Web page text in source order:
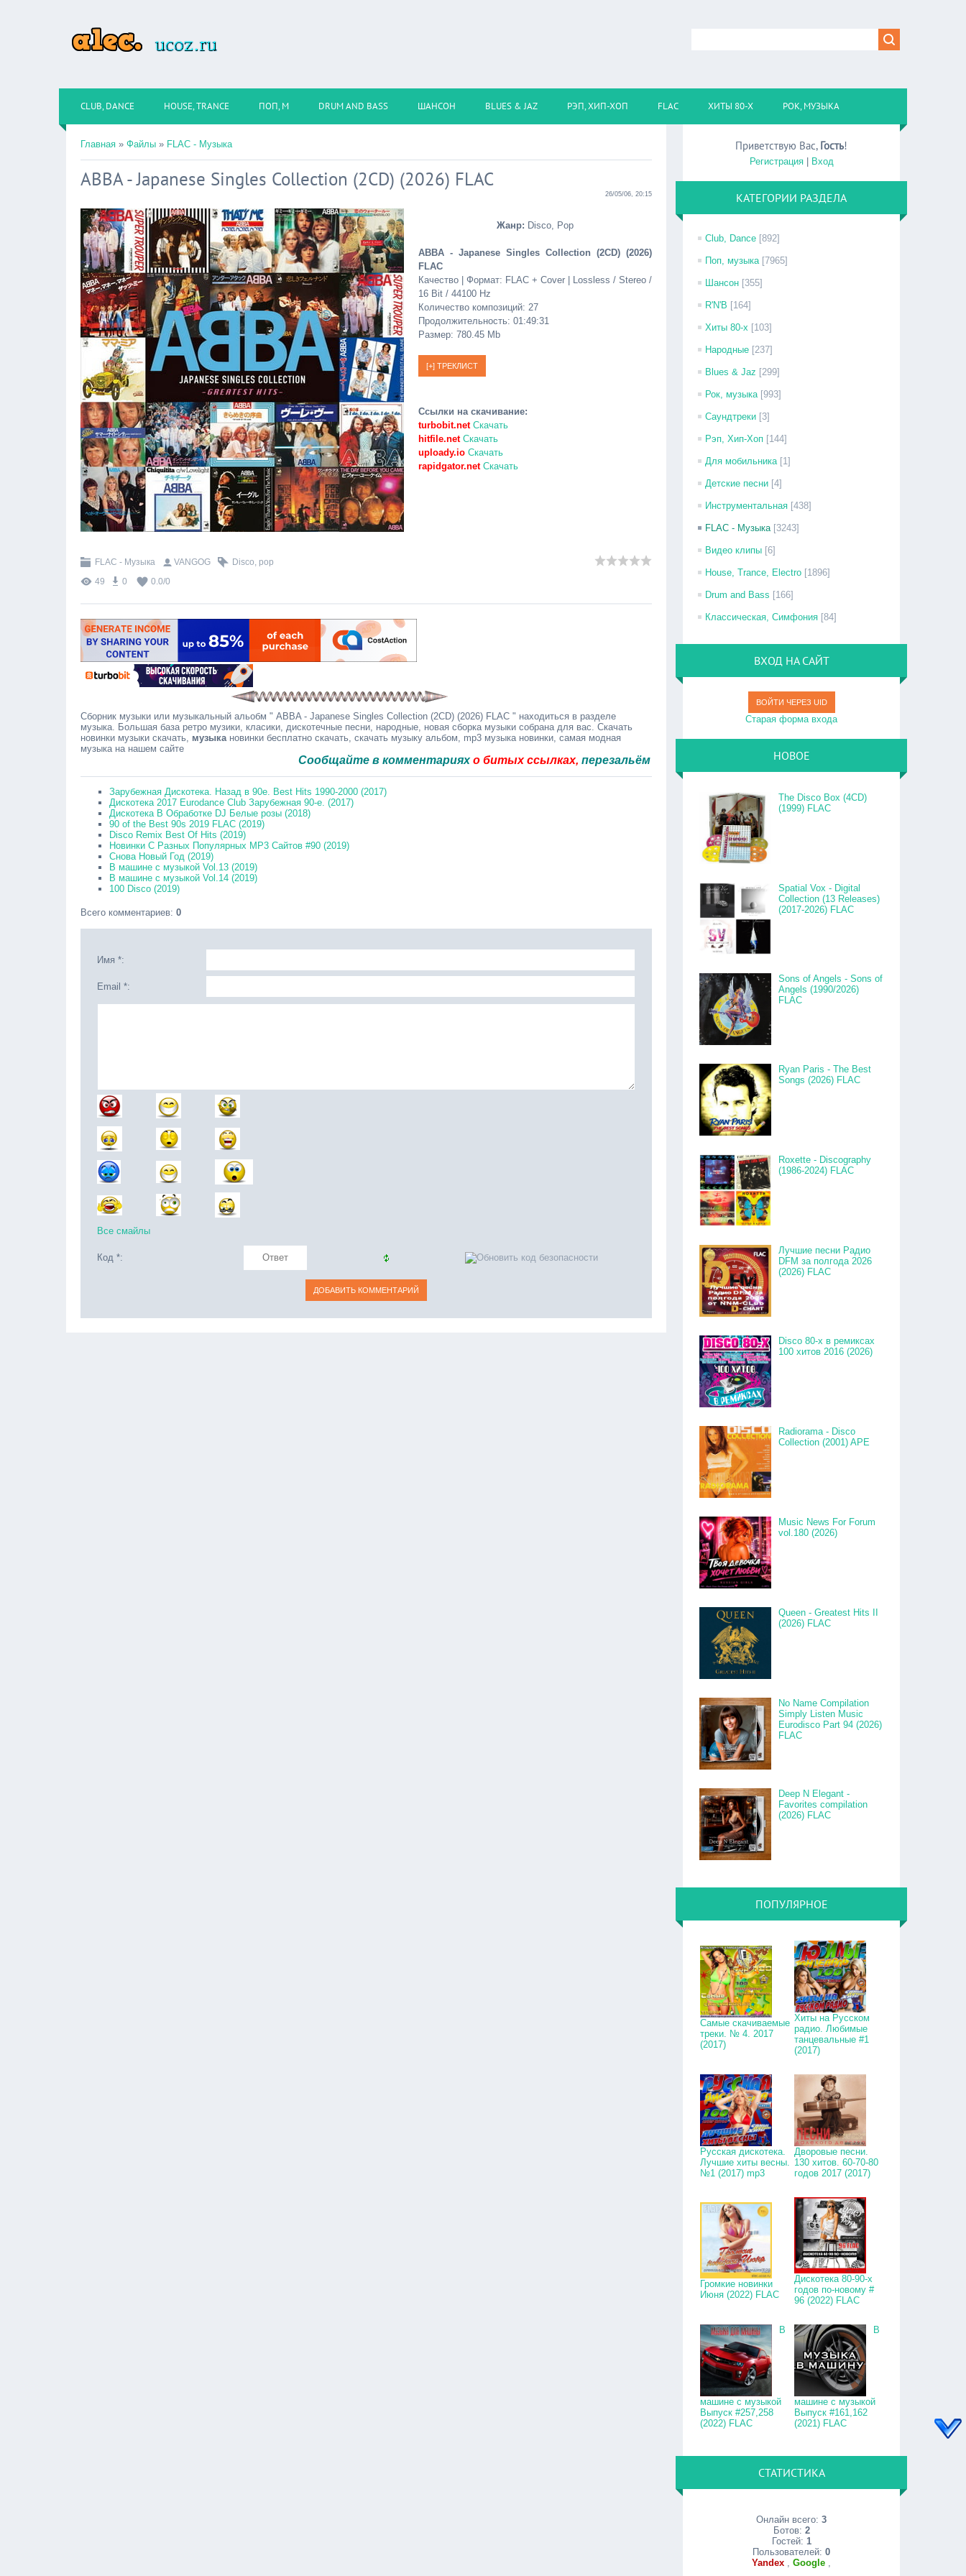
CLUB, DANCE HOUSE, TRANCE ПОП, М DRUM AND BASS ШАНСОН BLUES & JAZ РЭП, ХИП-ХОП FLAC ХИТЫ 80-Х РОК, МУЗЫКА
Главная » Файлы » FLAC - Музыка
ABBA - Japanese Singles Collection (2CD) (2026) FLAC
26/05/06, 20:15
Жанр: Disco, Pop
ABBA - Japanese Singles Collection (2CD) (2026)
FLAC
Качество | Формат: FLAC + Cover | Lossless / Stereo /
16 Bit / 44100 Hz
Количество композиций: 27
Продолжительность: 01:49:31
Размер: 780.45 Mb
Ссылки на скачивание:
turbobit.netСкачать
hitfile.netСкачать
uploady.io Скачать
rapidgator.netСкачать
FLAC - Музыка VANGOG Disco, pop
49
0 0.0/0
Сборник музыки или музыкальный альобм " ABBA - Japanese Singles Collection (2CD) (2026) FLAC " находиться в разделе
музыка. Большая база ретро музики, класики, дискотечные песни, народные, новая сборка музыки собрана для вас. Скачать
новинки музыки скачать, музыкановинки бесплатно скачать, скачать музыку альбом, mp3 музыка новинки, самая модная
музыка на нашем сайте
Сообщайте в комментарияхо битых ссылках,перезальём быстро.
Зарубежная Дискотека. Назад в 90е. Best Hits 1990-2000 (2017)
Дискотека 2017 Eurodance Club Зарубежная 90-е. (2017)
Дискотека В Обработке DJ Белые розы (2018)
90 of the Best 90s 2019 FLAC (2019)
Disco Remix Best Of Hits (2019)
Новинки С Разных Популярных MP3 Сайтов #90 (2019)
Снова Новый Год (2019)
В машине с музыкой Vol.13 (2019)
В машине с музыкой Vol.14 (2019)
100 Disco (2019)
Всего комментариев: 0
Имя *:
Email *:
Все смайлы
Код *:
Приветствую Вас, Гость!
Регистрация| Вход
КАТЕГОРИИ РАЗДЕЛА
Club, Dance [892]
Поп, музыка [7965]
Шансон [355]
R'N'B [164]
Хиты 80-х [103]
Народные [237]
Blues & Jaz [299]
Рок, музыка [993]
Саундтреки [3]
Рэп, Хип-Хоп [144]
Для мобильника [1]
Детские песни [4]
Инструментальная [438]
FLAC - Музыка [3243]
Видео клипы [6]
House, Trance, Electro [1896]
Drum and Bass [166]
Классическая, Симфония [84]
ВХОД НА САЙТ
ВОЙТИ ЧЕРЕЗ UID
Старая форма входа
НОВОЕ
The Disco Box (4CD)
(1999) FLAC
Spatial Vox - Digital
Collection (13 Releases)
(2017-2026) FLAC
Sons of Angels - Sons of
Angels (1990/2026)
FLAC
Ryan Paris - The Best
Songs (2026) FLAC
Roxette - Discography
(1986-2024) FLAC
Лучшие песни Радио
DFM за полгода 2026
(2026) FLAC
Disco 80-x в ремиксах
100 хитов 2016 (2026)
Radiorama - Disco
Collection (2001) APE
Music News For Forum
vol.180 (2026)
Queen - Greatest Hits II
(2026) FLAC
No Name Compilation
Simply Listen Music
Eurodisco Part 94 (2026)
FLAC
Deep N Elegant -
Favorites compilation
(2026) FLAC
ПОПУЛЯРНОЕ
Самые скачиваемые
треки. № 4. 2017
(2017)
Хиты на Русском
радио. Любимые
танцевальные #1
(2017)
Русская дискотека.
Лучшие хиты весны.
№1 (2017) mp3
Дворовые песни.
130 хитов. 60-70-80
годов 2017 (2017)
Громкие новинки
Июня (2022) FLAC
Дискотека 80-90-х
годов по-новому #
96 (2022) FLAC
В
машине с музыкой
Выпуск #257,258
(2022) FLAC
В
машине с музыкой
Выпуск #161,162
(2021) FLAC
СТАТИСТИКА
Онлайн всего:3
Ботов: 2
Гостей: 1
Пользователей:0
Yandex ,Google ,